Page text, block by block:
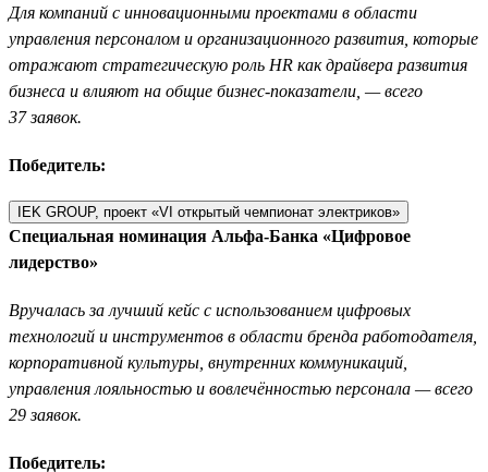
Для компаний с инновационными проектами в области
управления персоналом и организационного развития, которые
отражают стратегическую роль HR как драйвера развития
бизнеса и влияют на общие бизнес-показатели, — всего
37 заявок.
Победитель:
IEK GROUP, проект «VI открытый чемпионат электриков»
Специальная номинация Альфа-Банка «Цифровое
лидерство»
Вручалась за лучший кейс с использованием цифровых
технологий и инструментов в области бренда работодателя,
корпоративной культуры, внутренних коммуникаций,
управления лояльностью и вовлечённостью персонала — всего
29 заявок.
Победитель: